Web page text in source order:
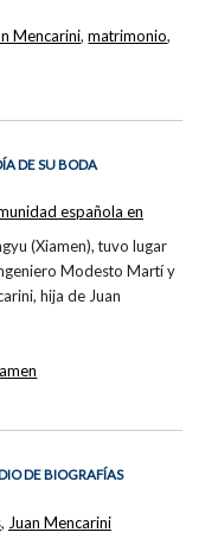
Mencarini,matrimonio,
DE SU BODA
(Xiamen), tuvo lugar
Modesto Martí y
hija de Juan
española en
DE BIOGRAFÍAS
, Juan Mencarini